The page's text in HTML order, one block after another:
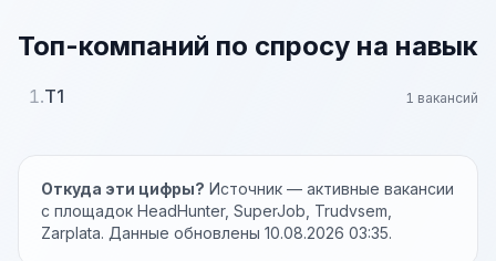
Топ-компаний по спросу на навык
1.Т1 1 вакансий
Откуда эти цифры? Источник — активные вакансии
с площадок HeadHunter, SuperJob, Trudvsem,
Zarplata. Данные обновлены 10.08.2026 03:35.